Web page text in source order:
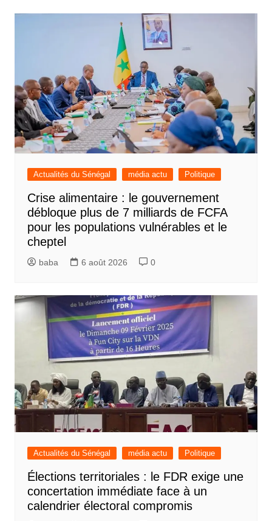
Actualités du Sénégal média actu Politique
Crise alimentaire : le gouvernement
débloque plus de 7 milliards de FCFA
pour les populations vulnérables et le
cheptel
baba 6 août 2026 0
Actualités du Sénégal média actu Politique
Élections territoriales : le FDR exige une
concertation immédiate face à un
calendrier électoral compromis